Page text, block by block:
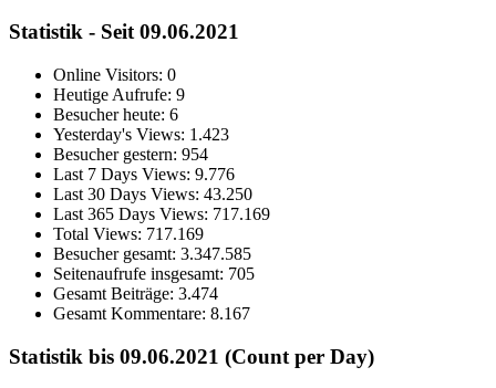
Statistik - Seit 09.06.2021
Online Visitors: 0
Heutige Aufrufe: 9
Besucher heute: 6
Yesterday's Views: 1.423
Besucher gestern: 954
Last 7 Days Views: 9.776
Last 30 Days Views: 43.250
Last 365 Days Views: 717.169
Total Views: 717.169
Besucher gesamt: 3.347.585
Seitenaufrufe insgesamt: 705
Gesamt Beiträge: 3.474
Gesamt Kommentare: 8.167
Statistik bis 09.06.2021 (Count per Day)